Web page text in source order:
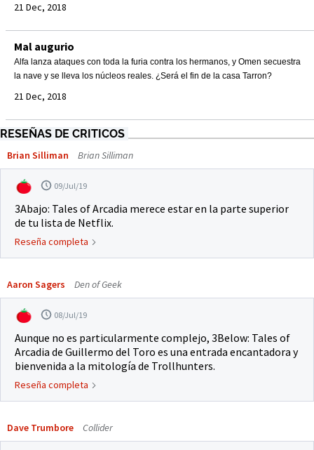
21 Dec, 2018
Mal augurio
Alfa lanza ataques con toda la furia contra los hermanos, y Omen secuestra
la nave y se lleva los núcleos reales. ¿Será el fin de la casa Tarron?
21 Dec, 2018
RESEÑAS DE CRITICOS
Brian Silliman Brian Silliman
09/Jul/19
3Abajo: Tales of Arcadia merece estar en la parte superior
de tu lista de Netflix.
Reseña completa
Aaron Sagers Den of Geek
08/Jul/19
Aunque no es particularmente complejo, 3Below: Tales of
Arcadia de Guillermo del Toro es una entrada encantadora y
bienvenida a la mitología de Trollhunters.
Reseña completa
Dave Trumbore Collider